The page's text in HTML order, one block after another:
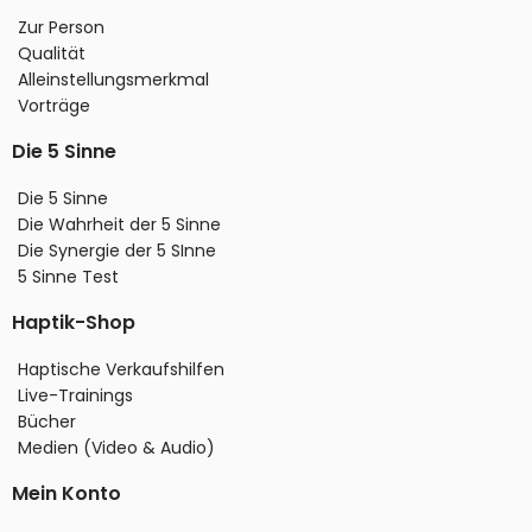
Zur Person
Qualität
Alleinstellungsmerkmal
Vorträge
Die 5 Sinne
Die 5 Sinne
Die Wahrheit der 5 Sinne
Die Synergie der 5 SInne
5 Sinne Test
Haptik-Shop
Haptische Verkaufshilfen
Live-Trainings
Bücher
Medien (Video & Audio)
Mein Konto